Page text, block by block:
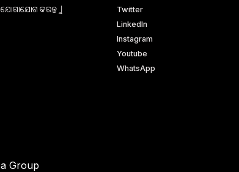
ଯୋଗାଯୋଗ କରନ୍ତୁ |
Twitter
LinkedIn
Instagram
Youtube
WhatsApp
Group